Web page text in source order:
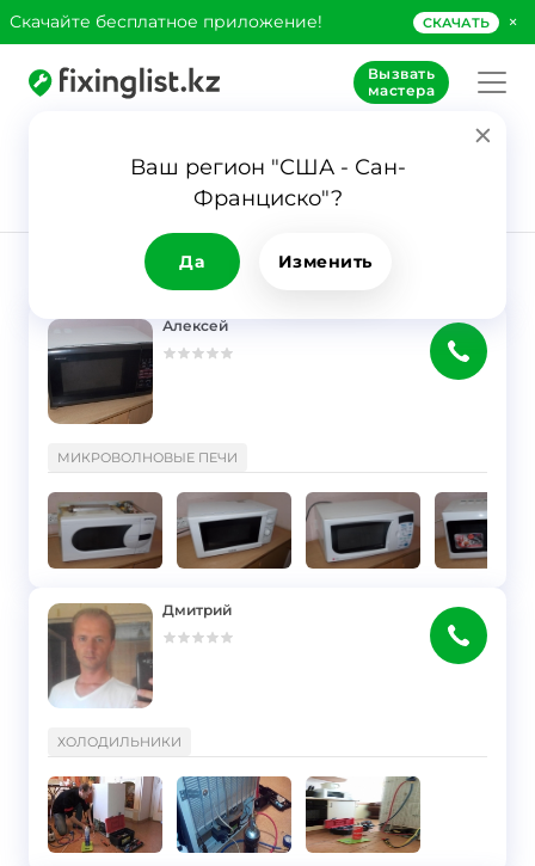
Скачайте бесплатное приложение! СКАЧАТЬ ×
Вызвать
мастера
Ваш регион "США - Сан-
Франциско"?
Да Изменить
Заявка Мастера
153
РЕЗУЛЬТАТ
Алексей
МИКРОВОЛНОВЫЕ ПЕЧИ
Дмитрий
ХОЛОДИЛЬНИКИ